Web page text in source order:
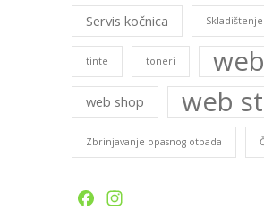
Servis kočnica
tinte toneri
web shop web
Zbrinjavanje opasnog otpada
Facebook